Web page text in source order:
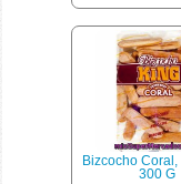
Bizcocho Coral,
300 G